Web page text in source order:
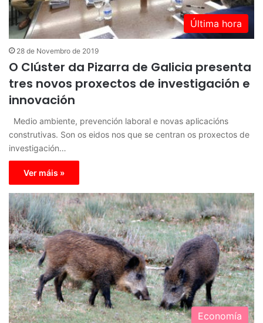
Última hora
28 de Novembro de 2019
O Clúster da Pizarra de Galicia presenta
tres novos proxectos de investigación e
innovación
Medio ambiente, prevención laboral e novas aplicacións
construtivas. Son os eidos nos que se centran os proxectos de
investigación…
Ver máis »
Economía